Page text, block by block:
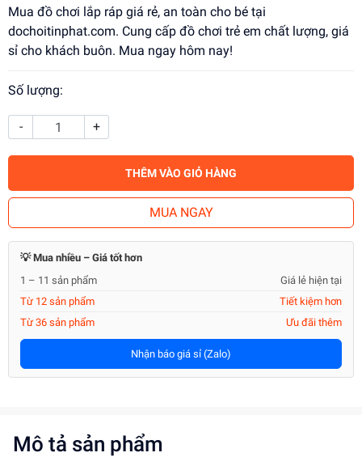
Mua đồ chơi lắp ráp giá rẻ, an toàn cho bé tại
dochoitinphat.com. Cung cấp đồ chơi trẻ em chất lượng, giá
sỉ cho khách buôn. Mua ngay hôm nay!
Số lượng:
- +
THÊM VÀO GIỎ HÀNG
MUA NGAY
💡 Mua nhiều – Giá tốt hơn
1 – 11 sản phẩm
Giá lẻ hiện tại
Từ 12 sản phẩm
Tiết kiệm hơn
Từ 36 sản phẩm
Ưu đãi thêm
Nhận báo giá sỉ (Zalo)
Mô tả sản phẩm